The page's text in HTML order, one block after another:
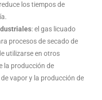
los tiempos de
: el gas licuado
procesos de secado de
utilizarse en otros
la producción de
vapor y la producción de